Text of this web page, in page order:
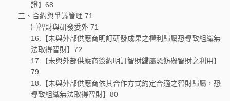
證】68
三、合約與爭議管理 71
㈠智財與研發委外 71
16.【未與外部供應商明訂研發成果之權利歸屬恐導致組織無
法取得智財】72
17.【未與外部供應商簽約明訂智財歸屬恐妨礙智財之利用】
79
18.【未與外部供應商依其合作方式約定合適之智財歸屬，恐
導致組織無法取得智財】80